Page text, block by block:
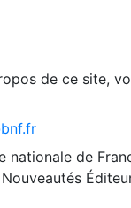
de ce site,
nationale de